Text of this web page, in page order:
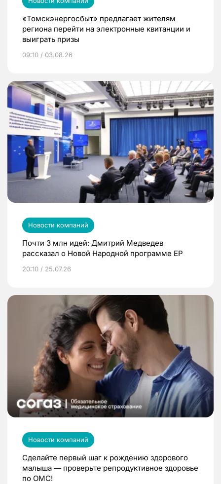
«Томскэнергосбыт» предлагает жителям
региона перейти на электронные квитанции и
выиграть призы
09:10 / 03.08.26
Новости компаний
Почти 3 млн идей: Дмитрий Медведев
рассказал о Новой Народной программе ЕР
20:10 / 25.07.26
Новости компаний
Сделайте первый шаг к рождению здорового
малыша — проверьте репродуктивное здоровье
по ОМС!